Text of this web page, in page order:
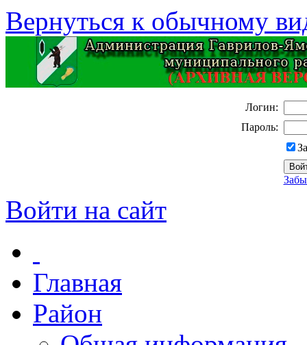
Вернуться к обычному
Логин:
Пароль:
Войти на сайт
Главная
Район